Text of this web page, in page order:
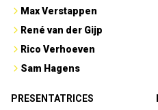
Max Verstappen
René van der Gijp
Rico Verhoeven
Sam Hagens
PRESENTATRICES